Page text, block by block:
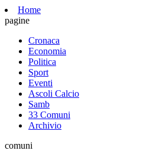
Home
pagine
Cronaca
Economia
Politica
Sport
Eventi
Ascoli Calcio
Samb
33 Comuni
Archivio
comuni